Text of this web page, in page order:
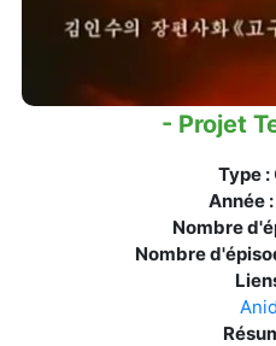
Tous les animes (604)
Mangas en pause
Mangas licenciés
Tous les mangas
- Projet
Type :
Année :
Nombre
Nombre